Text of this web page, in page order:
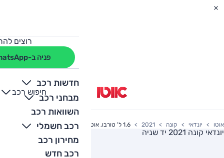
רוצים
פניה ב-WhatsApp
חדשות רכב
מבחני רכב
השוואות רכב
רכב חשמלי
מחירון רכב
רכב חדש
חיפוש רכב
+
-
אוטו יונדאי קונה 2021 1.6 ל' טורבו, אוט', Prestige
יונדאי קונה 2021 יד שניה